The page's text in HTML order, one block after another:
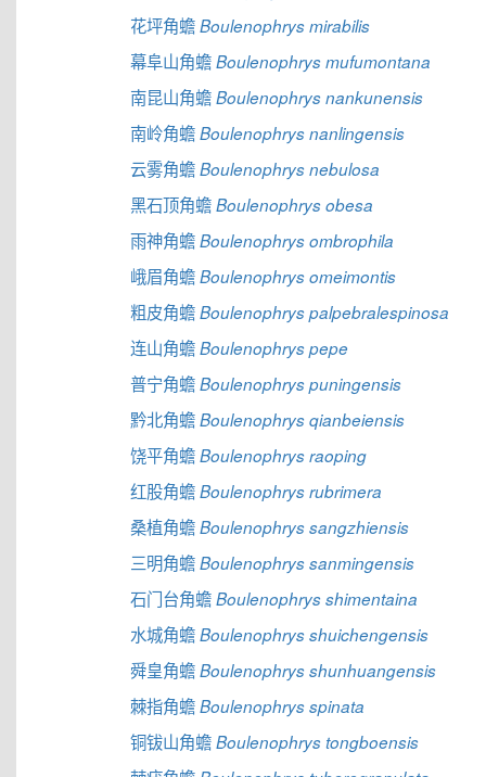
花坪角蟾Boulenophrys mirabilis
幕阜山角蟾Boulenophrys mufumontana
南昆山角蟾Boulenophrys nankunensis
南岭角蟾Boulenophrys nanlingensis
云雾角蟾Boulenophrys nebulosa
黑石顶角蟾Boulenophrys obesa
雨神角蟾Boulenophrys ombrophila
峨眉角蟾Boulenophrys omeimontis
粗皮角蟾Boulenophrys palpebralespinosa
连山角蟾Boulenophrys pepe
普宁角蟾Boulenophrys puningensis
黔北角蟾Boulenophrys qianbeiensis
饶平角蟾Boulenophrys raoping
红股角蟾Boulenophrys rubrimera
桑植角蟾Boulenophrys sangzhiensis
三明角蟾Boulenophrys sanmingensis
石门台角蟾Boulenophrys shimentaina
水城角蟾Boulenophrys shuichengensis
舜皇角蟾Boulenophrys shunhuangensis
棘指角蟾Boulenophrys spinata
铜钹山角蟾Boulenophrys tongboensis